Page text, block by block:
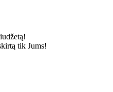
tik Jums!